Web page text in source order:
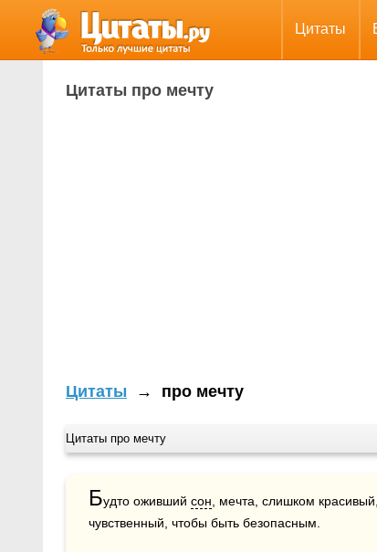
Цитаты
Цитаты про мечту
Цитаты → про мечту
Цитаты про мечту
Будто оживший сон , мечта, слишком
чувственный, чтобы быть безопасным.